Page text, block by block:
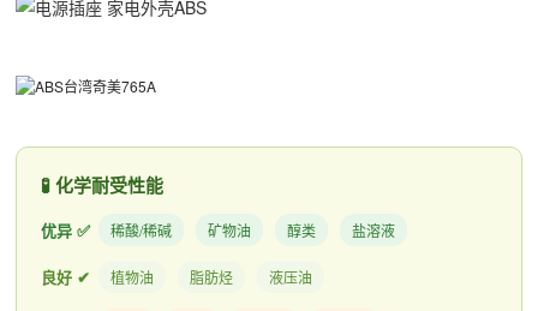
🧪 化学耐受性能
优异 ✅ 稀酸/稀碱 矿物油 醇类 盐溶液
良好 ✔ 植物油 脂肪烃 液压油